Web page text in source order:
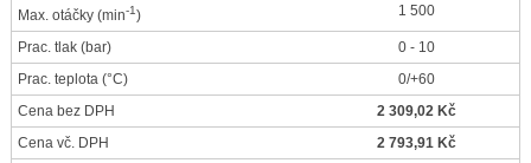
Max. otáčky (min-1) 1 500
Prac. tlak (bar)
0 - 10
Prac. teplota (°C)
0/+60
Cena bez DPH
2 309,02 Kč
Cena vč. DPH
2 793,91 Kč